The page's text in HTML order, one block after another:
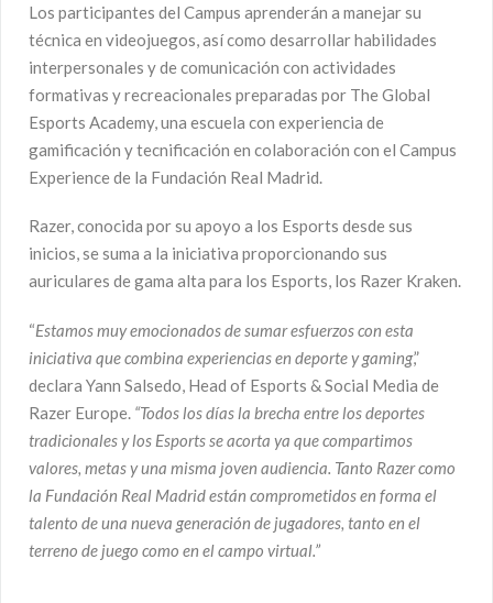
Los participantes del Campus aprenderán a manejar su
técnica en videojuegos, así como desarrollar habilidades
interpersonales y de comunicación con actividades
formativas y recreacionales preparadas por The Global
Esports Academy, una escuela con experiencia de
gamificación y tecnificación en colaboración con el Campus
Experience de la Fundación Real Madrid.
Razer, conocida por su apoyo a los Esports desde sus
inicios, se suma a la iniciativa proporcionando sus
auriculares de gama alta para los Esports, los Razer Kraken.
“Estamos muy emocionados de sumar esfuerzos con esta
iniciativa que combina experiencias en deporte y gaming,”
declara Yann Salsedo, Head of Esports & Social Media de
Razer Europe. “Todos los días la brecha entre los deportes
tradicionales y los Esports se acorta ya que compartimos
valores, metas y una misma joven audiencia. Tanto Razer como
la Fundación Real Madrid están comprometidos en forma el
talento de una nueva generación de jugadores, tanto en el
terreno de juego como en el campo virtual.”